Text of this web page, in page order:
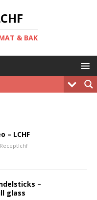
& BAK
– LCHF
Receptlchf
–
glass